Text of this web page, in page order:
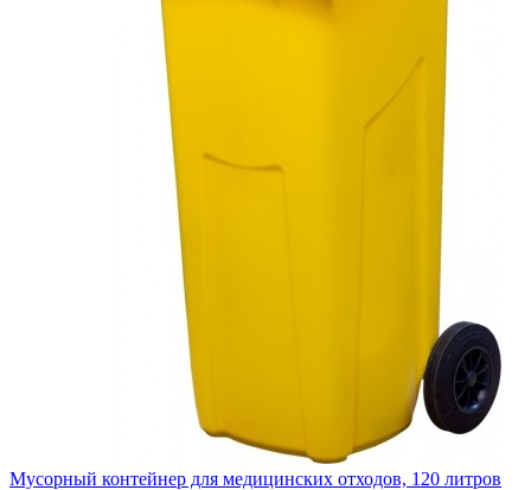
Мусорный контейнер для медицинских отходов, 120 литров